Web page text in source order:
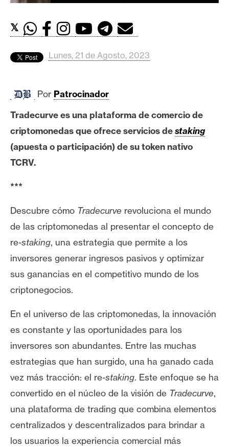
d
o
s
B
i
t
c
i
t
h
e
e
u
m
I
A
n
á
l
i
s
𝕏
Lunes, 21 de Agosto, 2023
Por Patrocinador
Tradecurve es una plataforma de comercio de
criptomonedas que ofrece servicios destaking
(apuesta o participación) de su token nativo
TCRV.
***
Descubre cómo Tradecurve revoluciona el mundo
de las criptomonedas al presentar el concepto de
re-staking, una estrategia que permite a los
inversores generar ingresos pasivos y optimizar
sus ganancias en el competitivo mundo de los
criptonegocios.
En el universo de las criptomonedas, la innovación
es constante y las oportunidades para los
inversores son abundantes. Entre las muchas
estrategias que han surgido, una ha ganado cada
vez más tracción: el re-staking. Este enfoque se ha
convertido en el núcleo de la visión de Tradecurve,
una plataforma de trading que combina elementos
centralizados y descentralizados para brindar a
los usuarios la experiencia comercial más